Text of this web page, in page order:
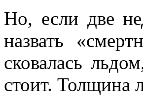
Но, если две
назвать
сковалась
стоит. Толщина